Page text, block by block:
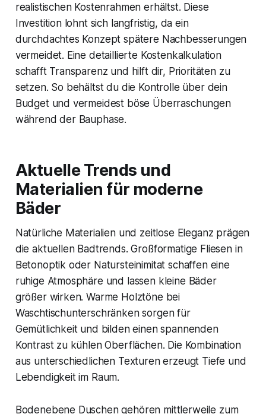
realistischen Kostenrahmen erhältst. Diese
Investition lohnt sich langfristig, da ein
durchdachtes Konzept spätere Nachbesserungen
vermeidet. Eine detaillierte Kostenkalkulation
schafft Transparenz und hilft dir, Prioritäten zu
setzen. So behältst du die Kontrolle über dein
Budget und vermeidest böse Überraschungen
während der Bauphase.
Aktuelle Trends und
Materialien für moderne
Bäder
Natürliche Materialien und zeitlose Eleganz prägen
die aktuellen Badtrends. Großformatige Fliesen in
Betonoptik oder Natursteinimitat schaffen eine
ruhige Atmosphäre und lassen kleine Bäder
größer wirken. Warme Holztöne bei
Waschtischunterschränken sorgen für
Gemütlichkeit und bilden einen spannenden
Kontrast zu kühlen Oberflächen. Die Kombination
aus unterschiedlichen Texturen erzeugt Tiefe und
Lebendigkeit im Raum.
Bodenebene Duschen gehören mittlerweile zum